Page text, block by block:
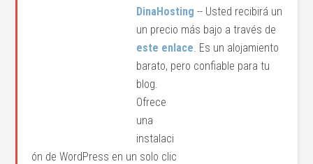
DinaHosting -- Usted recibirá un
un precio más bajo a través de
este enlace. Es un alojamiento
barato, pero confiable para tu
blog.
Ofrece
una
instalaci
ón de WordPress en un solo clic